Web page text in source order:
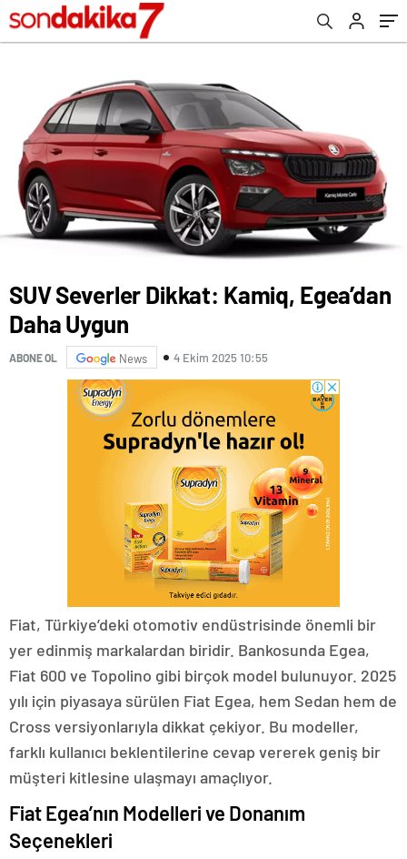
SUV Severler Dikkat: Kamiq, Egea’dan
Daha Uygun
ABONE OL News 4 Ekim 2025 10:55
Fiat, Türkiye’deki otomotiv endüstrisinde önemli bir
yer edinmiş markalardan biridir. Bankosunda Egea,
Fiat 600 ve Topolino gibi birçok model bulunuyor. 2025
yılı için piyasaya sürülen Fiat Egea, hem Sedan hem de
Cross versiyonlarıyla dikkat çekiyor. Bu modeller,
farklı kullanıcı beklentilerine cevap vererek geniş bir
müşteri kitlesine ulaşmayı amaçlıyor.
Fiat Egea’nın Modelleri ve Donanım
Seçenekleri